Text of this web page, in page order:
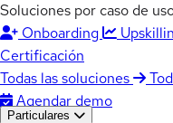
Soluciones por caso de
Onboarding
Certificación
Todas las soluciones
Agendar demo
Particulares